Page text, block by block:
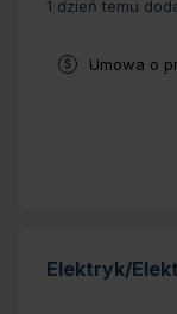
1 dzień temu
Typ umowy:
Umowa o
Elektryk/